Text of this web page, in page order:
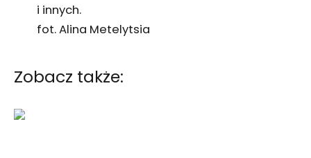
i innych.
fot. Alina Metelytsia
Zobacz także: